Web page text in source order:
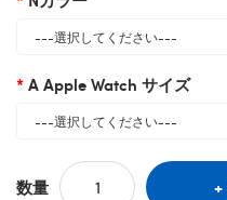
A Apple Watch サイズ
数量